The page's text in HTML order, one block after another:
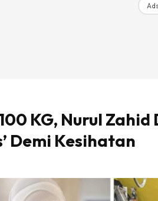
Ads
KG, Nurul Zahid
Demi Kesihatan